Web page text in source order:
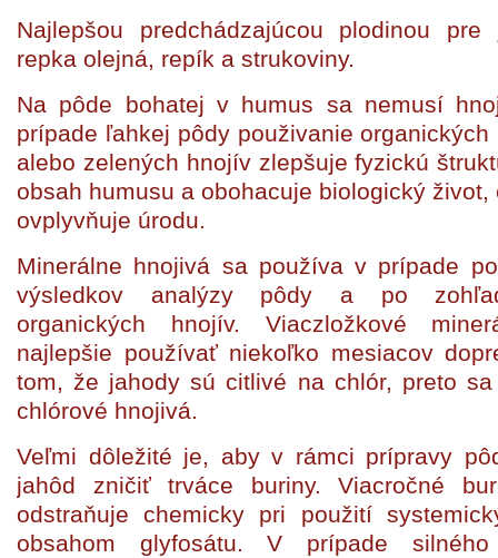
Najlepšou predchádzajúcou plodinou
repka olejná, repík a strukoviny.
Na pôde bohatej v humus sa nemusí
prípade ľahkej pôdy použivanie
alebo zelených hnojív zlepšuje fyzickú
obsah humusu a obohacuje biologický
ovplyvňuje úrodu.
Minerálne hnojivá sa používa v prípade
výsledkov analýzy pôdy a po
organických hnojív. Viaczložkové
najlepšie používať niekoľko mesiacov
tom, že jahody sú citlivé na chlór, preto
chlórové hnojivá.
Veľmi dôležité je, aby v rámci prípravy
jahôd zničiť trváce buriny. Viacročné
odstraňuje chemicky pri použití
obsahom glyfosátu. V prípade